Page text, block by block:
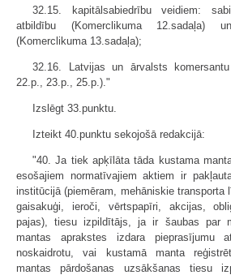
32.15. kapitālsabiedrību veidiem:
atbildību (Komerclikuma 12.sadaļa)
(Komerclikuma 13.sadaļa);
32.16. Latvijas un ārvalsts
22.p., 23.p., 25.p.)."
Izslēgt 33.punktu.
Izteikt 40.punktu sekojošā redakcijā:
"40. Ja tiek apķīlāta tāda kustama
esošajiem normatīvajiem aktiem ir
institūcijā (piemēram, mehāniskie
gaisakuģi, ieroči, vērtspapīri, akcijas,
pajas), tiesu izpildītājs, ja ir šaubas par
mantas aprakstes izdara pieprasījumu
noskaidrotu, vai kustamā manta
mantas pārdošanas uzsākšanas tiesu